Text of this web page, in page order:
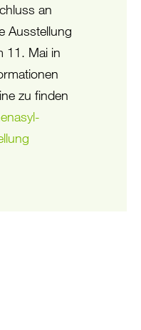
an
Ausstellung
11. Mai in
zu finden